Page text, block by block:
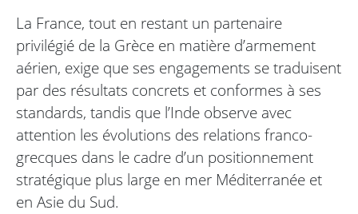
La France, tout en restant un partenaire
privilégié de la Grèce en matière d’armement
aérien, exige que ses engagements se traduisent
par des résultats concrets et conformes à ses
standards, tandis que l’Inde observe avec
attention les évolutions des relations franco-
grecques dans le cadre d’un positionnement
stratégique plus large en mer Méditerranée et
en Asie du Sud.